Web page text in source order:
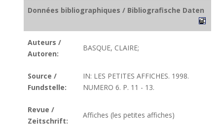
Données bibliographiques / Bibliografische Daten
Auteurs /
Autoren:
BASQUE, CLAIRE;
Source /
Fundstelle:
IN: LES PETITES AFFICHES. 1998.
NUMERO 6. P. 11 - 13.
Revue /
Zeitschrift:
Affiches (les petites affiches)